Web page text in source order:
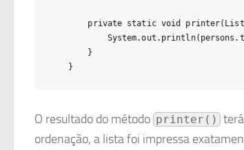
private static void
    }
}
O resultado do método printer()
ordenação, a lista foi impressa